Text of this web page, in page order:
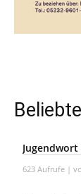
Jugendwort
623 Aufrufe |